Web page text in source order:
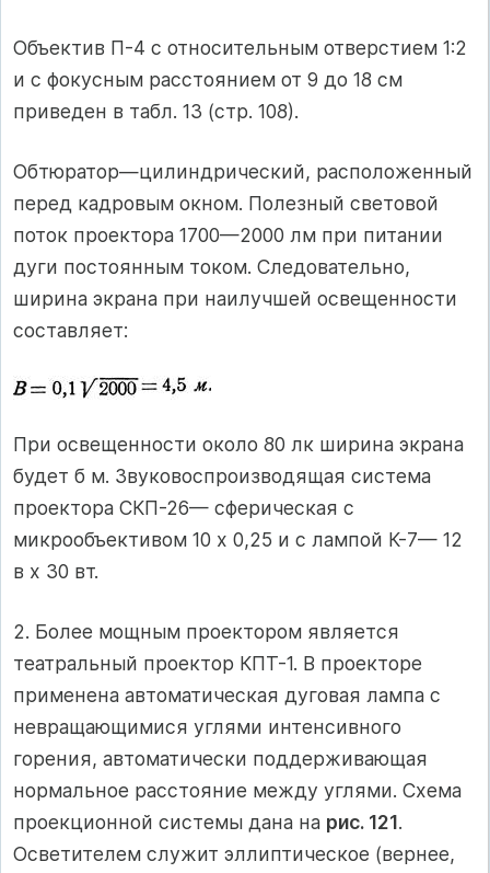
Объектив П-4 с относительным отверстием 1:2
и с фокусным расстоянием от 9 до 18 см
приведен в табл. 13 (стр. 108).
Обтюратор—цилиндрический, расположенный
перед кадровым окном. Полезный световой
поток проектора 1700—2000 лм при питании
дуги постоянным током. Следовательно,
ширина экрана при наилучшей освещенности
составляет:
При освещенности около 80 лк ширина экрана
будет б м. Звуковоспроизводящая система
проектора СКП-26— сферическая с
микрообъективом 10 х 0,25 и с лампой К-7— 12
в х 30 вт.
2. Более мощным проектором является
театральный проектор КПТ-1. В проекторе
применена автоматическая дуговая лампа с
невращающимися углями интенсивного
горения, автоматически поддерживающая
нормальное расстояние между углями. Схема
проекционной системы дана на рис. 121.
Осветителем служит эллиптическое (вернее,